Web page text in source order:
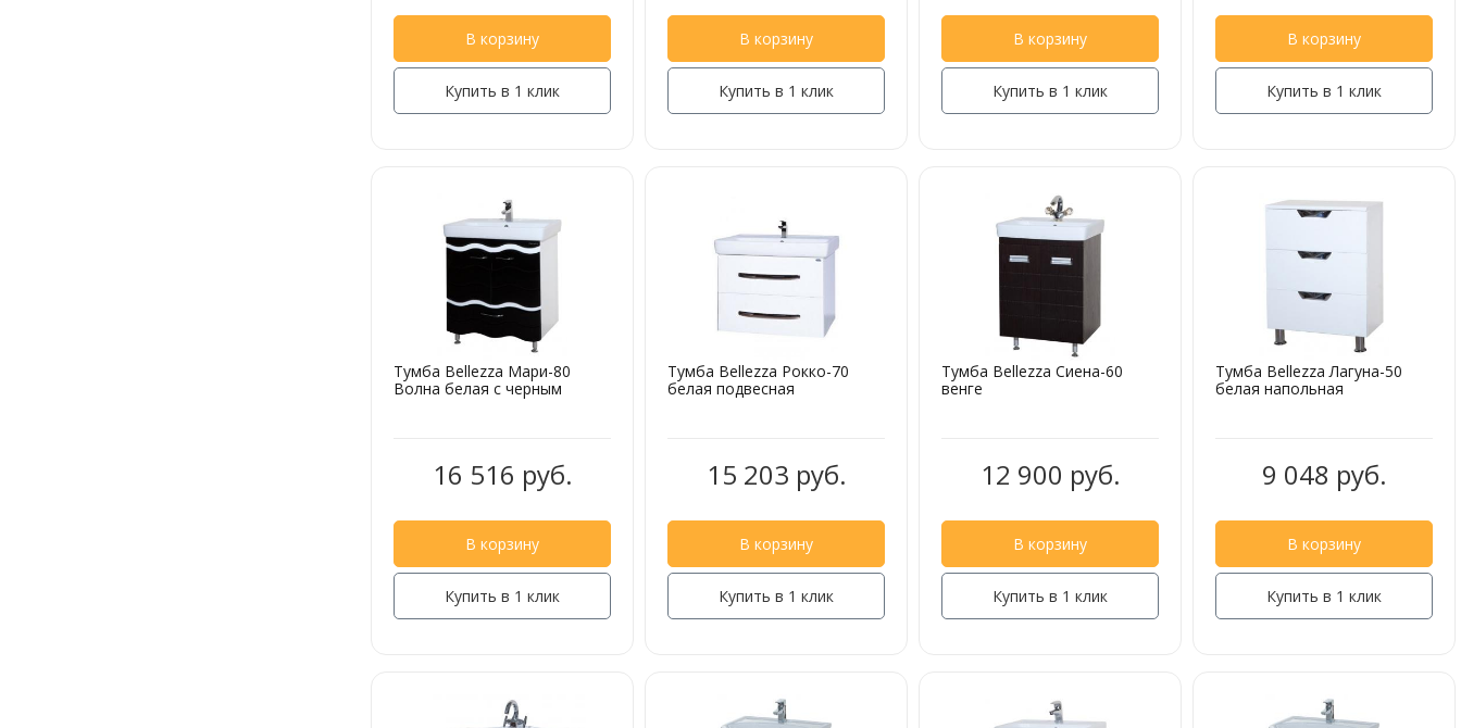
В корзину
Купить в 1 клик
В корзину
Купить в 1 клик
В корзину
Купить в 1 клик
В корзину
Купить в 1 клик
Тумба Bellezza Мари-80
Волна белая с черным
16 516 руб.
В корзину
Купить в 1 клик
Тумба Bellezza Рокко-70
белая подвесная
15 203 руб.
В корзину
Купить в 1 клик
Тумба Bellezza Сиена-60
венге
12 900 руб.
В корзину
Купить в 1 клик
Тумба Bellezza Лагуна-50
белая напольная
9 048 руб.
В корзину
Купить в 1 клик